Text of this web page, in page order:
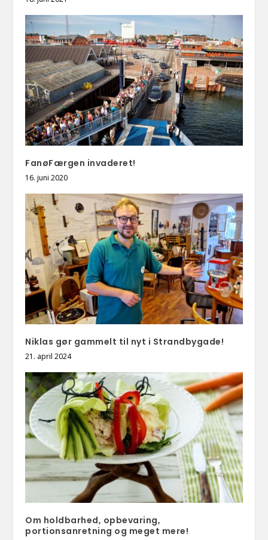
FanøFærgen invaderet!
16. juni 2020
Niklas gør gammelt til nyt i Strandbygade!
21. april 2024
Om holdbarhed, opbevaring,
portionsanretning og meget mere!